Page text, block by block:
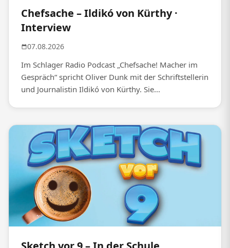
Chefsache – Ildikó von Kürthy ·
Interview
07.08.2026
Im Schlager Radio Podcast „Chefsache! Macher im
Gespräch“ spricht Oliver Dunk mit der Schriftstellerin
und Journalistin Ildikó von Kürthy. Sie...